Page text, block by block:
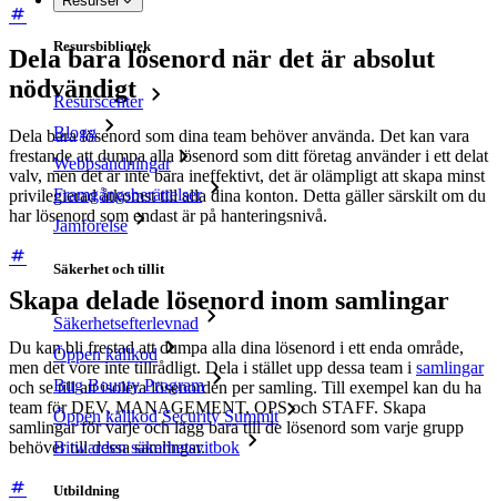
Resursbibliotek
Resurscenter
Blogg
Webbsändningar
Framgångsberättelser
Jämförelse
Säkerhet och tillit
Säkerhetsefterlevnad
Öppen källkod
Bug Bounty Program
Öppen källkod Security Summit
Bitwarden säkerhetsvitbok
Utbildning
Dela bara lösenord när det är absolut
nödvändigt
Dela bara lösenord som dina team behöver använda. Det kan vara
frestande att dumpa alla lösenord som ditt företag använder i ett delat
valv, men det är inte bara ineffektivt, det är olämpligt att skapa minst
privilegierad åtkomst till alla dina konton. Detta gäller särskilt om du
har lösenord som endast är på hanteringsnivå.
Skapa delade lösenord inom samlingar
Du kan bli frestad att dumpa alla dina lösenord i ett enda område,
men det vore inte tillrådligt. Dela i stället upp dessa team i samlingar
och se till att isolera lösenorden per samling. Till exempel kan du ha
team för DEV, MANAGEMENT, OPS och STAFF. Skapa
samlingar för varje och lägg bara till de lösenord som varje grupp
behöver till dessa samlingar.